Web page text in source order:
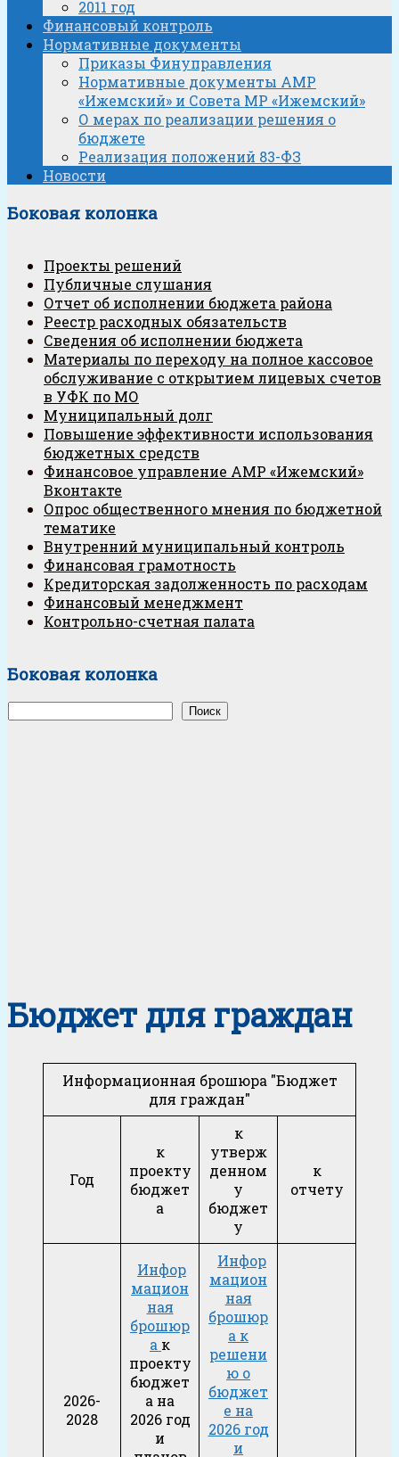
2011 год
Финансовый контроль
Нормативные документы
Приказы Финуправления
Нормативные документы АМР
«Ижемский» и Совета МР «Ижемский»
О мерах по реализации решения о
бюджете
Реализация положений 83-ФЗ
Новости
Боковая колонка
Проекты решений
Публичные слушания
Отчет об исполнении бюджета района
Реестр расходных обязательств
Сведения об исполнении бюджета
Материалы по переходу на полное кассовое
обслуживание с открытием лицевых счетов
в УФК по МО
Муниципальный долг
Повышение эффективности использования
бюджетных средств
Финансовое управление АМР «Ижемский»
Вконтакте
Опрос общественного мнения по бюджетной
тематике
Внутренний муниципальный контроль
Финансовая грамотность
Кредиторская задолженность по расходам
Финансовый менеджмент
Контрольно-счетная палата
Боковая колонка
Поиск
Бюджет для граждан
Информационная брошюра "Бюджет
для граждан"
Год
к
проекту
бюджет
а
к
утверж
денном
у
бюджет
у
к
отчету
2026-
2028
Инфор
мацион
ная
брошюр
а к
проекту
бюджет
а на
2026 год
и
Инфор
мацион
ная
брошюр
а к
решени
ю о
бюджет
е на
2026 год
и